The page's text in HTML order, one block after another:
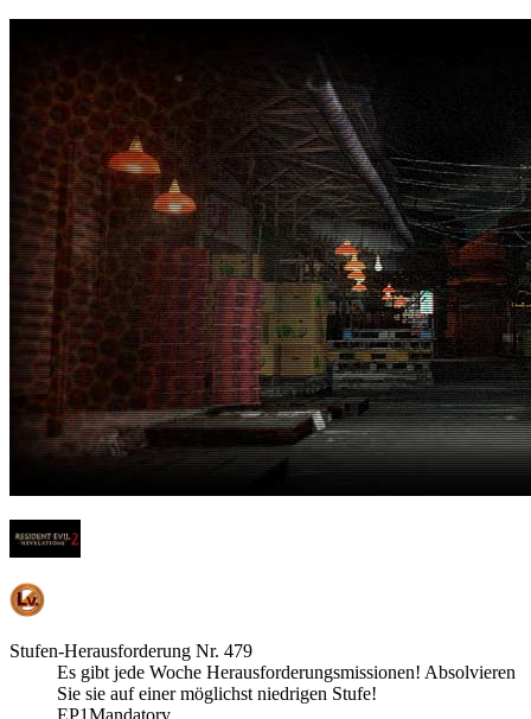
Stufen-Herausforderung Nr. 479
Es gibt jede Woche Herausforderungsmissionen! Absolvieren
Sie sie auf einer möglichst niedrigen Stufe!
EP1Mandatory